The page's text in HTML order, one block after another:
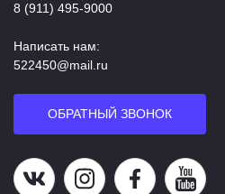
8 (911) 495-9000
Написать нам:
522450@mail.ru
ОБРАТНЫЙ ЗВОНОК
Наша группа в ВК
Наша страница в
Наша группа в
Наш